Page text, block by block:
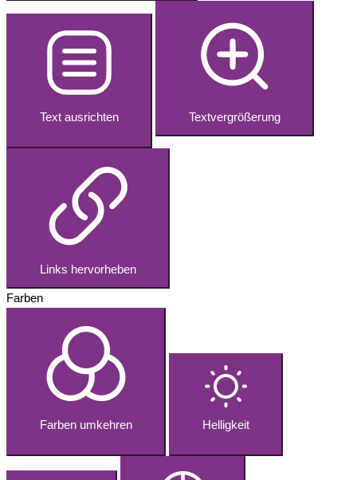
Text ausrichten Textvergrößerung
Links hervorheben
Farben
Farben umkehren Helligkeit